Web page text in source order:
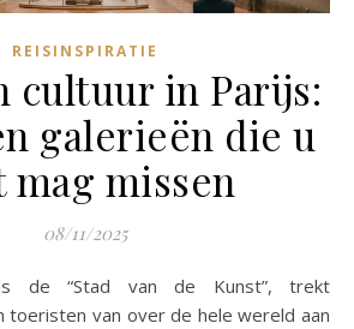
REISINSPIRATIE
cultuur in Parijs:
galerieën die u
mag missen
08/11/2025
toeristen van over de hele wereld aan